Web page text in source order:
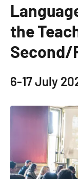
the
Second/
6-17 July